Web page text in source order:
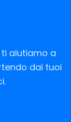
aiutiamo a
dai tuoi